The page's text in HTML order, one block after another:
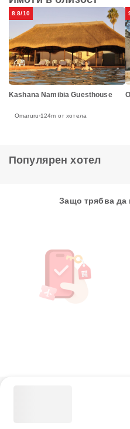
8.8/10
Kashana Namibia Guesthouse
Omaruru 124m от хотела
Популярен хотел
Защо трябва да